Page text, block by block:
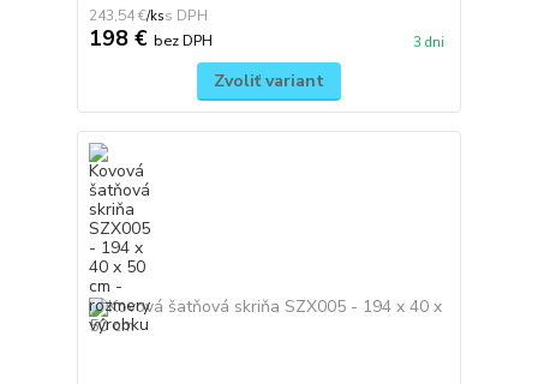
243,54 €/ks
198 € bez DPH 3 dni
Zvoliť variant